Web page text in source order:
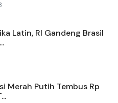
Latin, RI Gandeng Brasil
Merah Putih Tembus Rp